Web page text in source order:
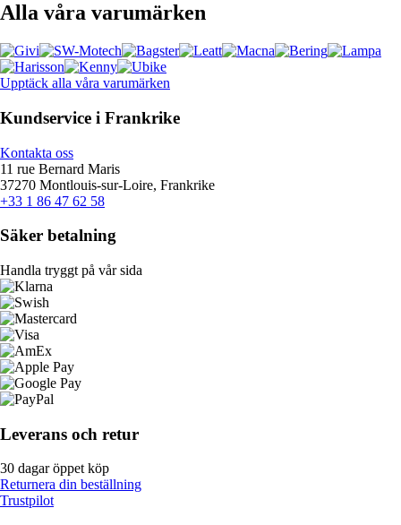
Alla våra varumärken
Upptäck alla våra varumärken
Kundservice i Frankrike
Kontakta oss
11 rue Bernard Maris
37270 Montlouis-sur-Loire, Frankrike
+33 1 86 47 62 58
Säker betalning
Handla tryggt på vår sida
Leverans och retur
30 dagar öppet köp
Returnera din beställning
Trustpilot